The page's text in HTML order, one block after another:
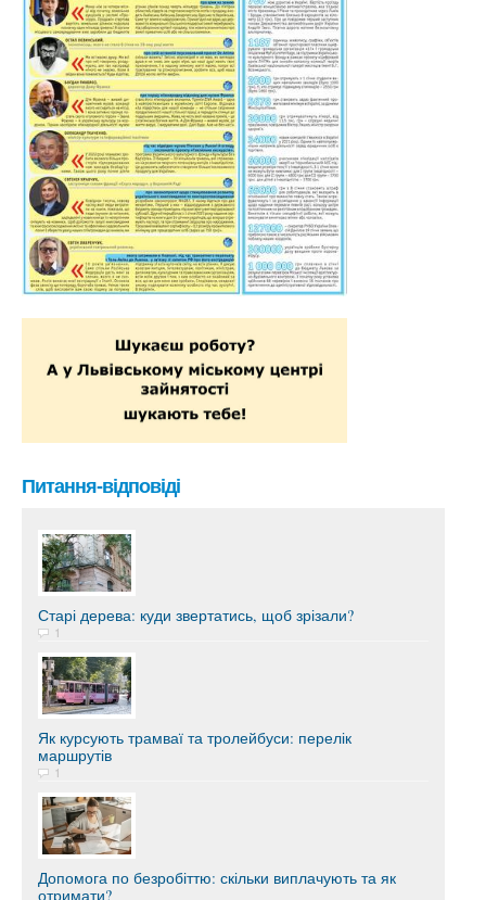
Питання-відповіді
Старі дерева: куди звертатись, щоб зрізали?
1
Як курсують трамваї та тролейбуси: перелік
маршрутів
1
Допомога по безробіттю: скільки виплачують та як
отримати?